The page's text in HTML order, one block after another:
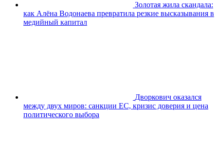
Золотая жила скандала:
как Алёна Водонаева превратила резкие высказывания в
медийный капитал
Дворкович оказался
между двух миров: санкции ЕС, кризис доверия и цена
политического выбора